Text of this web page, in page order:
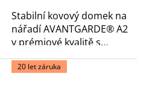
Stabilní kovový domek na
nářadí AVANTGARDE® A2
v prémiové kvalitě s
pultovou...
20 let záruka